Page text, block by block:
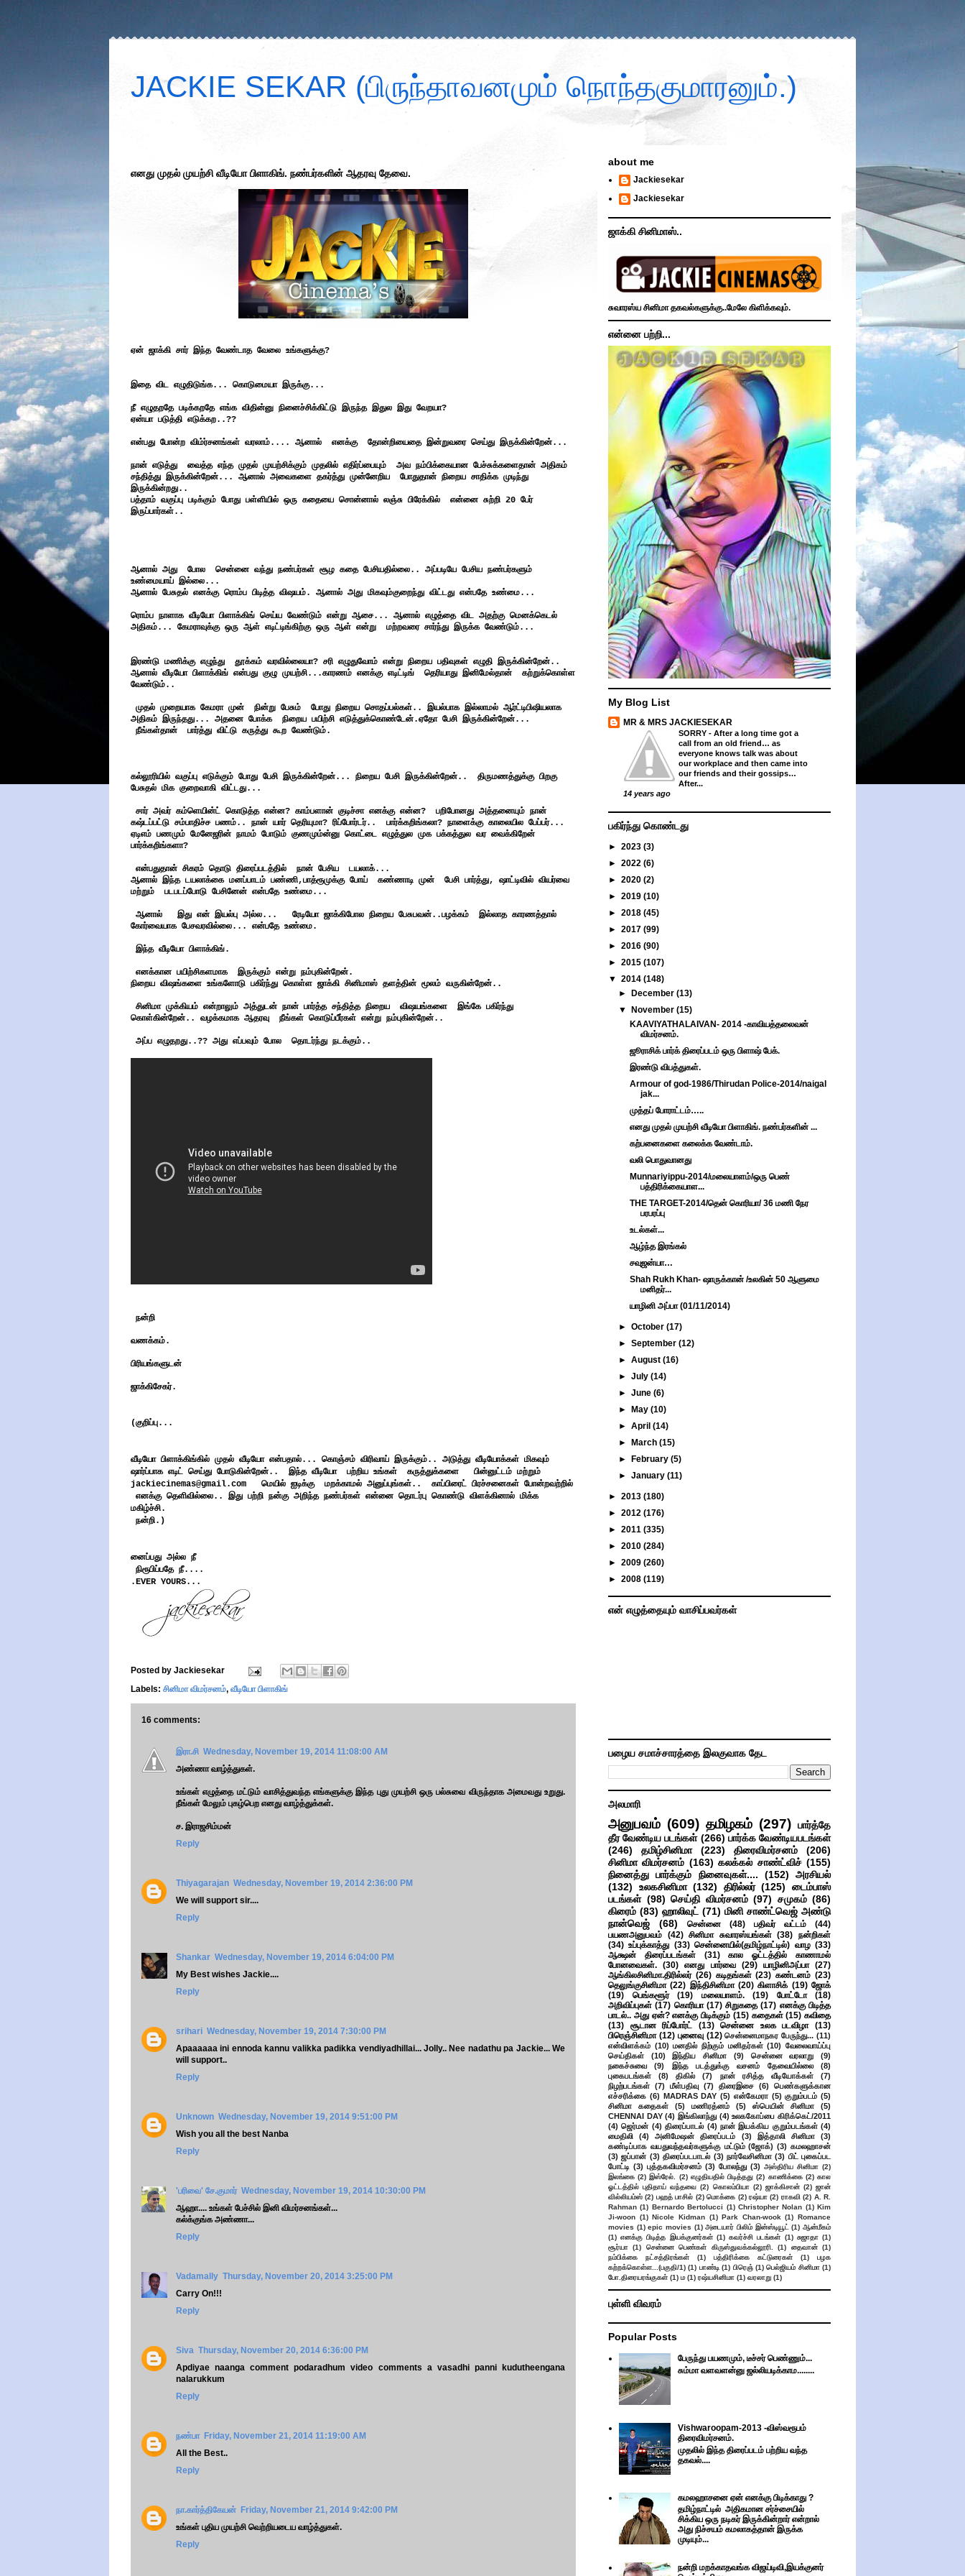
JACKIE SEKAR (பிருந்தாவனமும் நொந்தகுமாரனும்.)
எனது முதல் முயற்சி வீடியோ பிளாகிங். நண்பர்களின் ஆதரவு தேவை.
ஏன் ஜாக்கி சார் இந்த வேண்டாத வேலை உங்களுக்கு?
இதை விட எழுதிடுங்க... கொடுமையா இருக்கு...
நீ எழுதறதே படிக்கறதே எங்க விதின்னு நினைச்சிக்கிட்டு இருந்த இதுல இது வேறயா?
ஏன்யா படுத்தி எடுக்கற..??
என்பது போன்ற விம்ர்சனங்கள் வரலாம்.... ஆனால் எனக்கு தோன்றியைதை இன்றுவரை செய்து இருக்கின்றேன்...
நான் எடுத்து வைத்த எந்த முதல் முயற்சிக்கும் முதலில் எதிர்ப்பையும் அவ நம்பிக்கையான பேச்சுக்களைதான் அதிகம்
சந்தித்து இருக்கின்றேன்... ஆனால் அவைகளை தகர்த்து முன்னேறிய போதுதான் நிறைய சாதிக்க முடிந்து
இருக்கின்றது..
பத்தாம் வகுப்பு படிக்கும் போது பள்ளியில் ஒரு கதையை சொன்னால் லஞ்சு பிரேக்கில் என்னை சுற்றி 20 பேர்
இருப்பார்கள்..
ஆனால் அது போல சென்னை வந்து நண்பர்கள் சூழ கதை பேசியதில்லை.. அப்படியே பேசிய நண்பர்களும்
உண்மையாய் இல்லை...
ஆனால் பேசுதல் எனக்கு ரொம்ப பிடித்த விஷயம். ஆனால் அது மிகவும்குறைந்து விட்டது என்பதே உண்மை...
ரொம்ப நாளாக வீடியோ பிளாக்கிங் செய்ய வேண்டும் என்று ஆசை... ஆனால் எழுத்தை விட அதற்கு மெனக்கெடல்
அதிகம்... கேமராவுக்கு ஒரு ஆள் எடிட்டிங்கிற்கு ஒரு ஆள் என்று மற்றவரை சார்ந்து இருக்க வேண்டும்...
இரண்டு மணிக்கு எழுந்து தூக்கம் வரவில்லையா? சரி எழுதுவோம் என்று நிறைய பதிவுகள் எழுதி இருக்கின்றேன்..
ஆனால் வீடியோ பிளாக்கிங் என்பது குழு முயற்சி...காரணம் எனக்கு எடிட்டிங் தெரியாது இனிமேல்தான் கற்றுக்கொள்ள
வேண்டும்..
முதல் முறையாக கேமரா முன் நின்று பேசும் போது நிறைய சொதப்பல்கள்.. இயல்பாக இல்லாமல் ஆர்ட்டிபிஷியலாக
அதிகம் இருந்தது... அதனை போக்க நிறைய பயிற்சி எடுத்துக்கொண்டேன்.ஏதோ பேசி இருக்கின்றேன்...
நீங்கள்தான் பார்த்து விட்டு கருத்து கூற வேண்டும்.
கல்லூரியில் வகுப்பு எடுக்கும் போது பேசி இருக்கின்றேன்... நிறைய பேசி இருக்கின்றேன்.. திருமணத்துக்கு பிறகு
பேசுதல் மிக குறைவாகி விட்டது...
சார் அவர் கம்ளெயின்ட் கொடுத்த என்ன? காம்பளான் குடிச்சா எனக்கு என்ன? பறிபோனது அத்தனையும் நான்
கஷ்டப்பட்டு சம்பாதிச்ச பணம்.. நான் யார் தெரியுமா? ரிப்போர்டர்.. பார்க்கறிங்கலா? நாளைக்கு காலையில பேப்பர்...
ஏடிஎம் பணமும் மேனேஜரின் நாமம் போடும் குணமும்ன்னு கொட்டை எழுத்துல முக பக்கத்துல வர வைக்கிறேன்
பார்க்கறிங்களா?
என்பதுதான் சிகரம் தொடு திரைப்படத்தில் நான் பேசிய டயலாக்...
ஆனால் இந்த டயலாக்கை மனப்பாடம் பண்ணி,பாத்ரூமுக்கு போய் கண்ணாடி முன் பேசி பார்த்து, ஷாட்டிவில் வியர்வை
மற்றும் படபடப்போடு பேசினேன் என்பதே உண்மை...
ஆனால் இது என் இயல்பு அல்ல... ரேடியோ ஜாக்கிபோல நிறைய பேசுபவன்..பழக்கம் இல்லாத காரணத்தால்
கோர்வையாக பேசவரவில்லை... என்பதே உண்மை.
இந்த வீடியோ பிளாக்கிங்.
எனக்கான பயிற்சிகளமாக இருக்கும் என்று நம்புகின்றேன்.
நிறைய விஷங்களை உங்களோடு பகிர்ந்து கொள்ள ஜாக்கி சினிமாஸ் தளத்தின் மூலம் வருகின்றேன்..
சினிமா முக்கியம் என்றாலும் அத்துடன் நான் பார்த்த சந்தித்த நிறைய விஷயங்களை இங்கே பகிர்ந்து
கொள்கின்றேன்.. வழக்கமாக ஆதரவு நீங்கள் கொடுப்பீர்கள் என்று நம்புகின்றேன்..
அப்ப எழுதறது..?? அது எப்பவும் போல தொடர்ந்து நடக்கும்..
நன்றி
வணக்கம்.
பிரியங்களுடன்
ஜாக்கிசேகர்.
(குறிப்பு...
வீடியோ பிளாக்கிங்கில் முதல் வீடியோ என்பதால்... கொஞ்சம் விரிவாய் இருக்கும்.. அடுத்து வீடியோக்கள் மிகவும்
ஷார்ப்பாக எடிட் செய்து போடுகின்றேன்.. இந்த வீடியோ பற்றிய உங்கள் கருத்துக்களை பின்னுட்டம் மற்றும்
jackiecinemas@gmail.com மெயில் ஐடிக்கு மறக்காமல் அனுப்புங்கள்.. காப்பிரைட் பிரச்சனைகள் போன்றவற்றில்
எனக்கு தெளிவில்லை.. இது பற்றி நன்கு அறிந்த நண்பர்கள் என்னை தொடர்பு கொண்டு விளக்கினால் மிக்க
மகிழ்ச்சி.
நன்றி.)
னைப்பது அல்ல நீ
நிரூபிப்பதே நீ....
.EVER YOURS...
Posted by Jackiesekar
Labels: சினிமா விமர்சனம், வீடியோ பிளாகிங்
16 comments:
இரா.சி Wednesday, November 19, 2014 11:08:00 AM
அண்ணா வாழ்த்துகள்.
உங்கள் எழுத்தை மட்டும் வாசித்துவந்த எங்களுக்கு இந்த புது முயற்சி ஒரு பல்சுவை விருந்தாக அமைவது உறுது.
நீங்கள் மேலும் புகழ்பெற எனது வாழ்த்துக்கள்.
ச. இராஜசிம்மன்
Reply
Thiyagarajan Wednesday, November 19, 2014 2:36:00 PM
We will support sir....
Reply
Shankar Wednesday, November 19, 2014 6:04:00 PM
My Best wishes Jackie....
Reply
srihari Wednesday, November 19, 2014 7:30:00 PM
Apaaaaaa ini ennoda kannu valikka padikka vendiyadhillai... Jolly.. Nee nadathu pa Jackie... We
will support..
Reply
Unknown Wednesday, November 19, 2014 9:51:00 PM
Wish you all the best Nanba
Reply
'பரிவை' சே.குமார் Wednesday, November 19, 2014 10:30:00 PM
ஆஹா.... உங்கள் பேச்சில் இனி விமர்சனங்கள்...
கல்க்குங்க அண்ணா...
Reply
Vadamally Thursday, November 20, 2014 3:25:00 PM
Carry On!!!
Reply
Siva Thursday, November 20, 2014 6:36:00 PM
Apdiyae naanga comment podaradhum video comments a vasadhi panni kudutheengana
nalarukkum
Reply
நண்பா Friday, November 21, 2014 11:19:00 AM
All the Best..
Reply
நா.கார்த்திகேயன் Friday, November 21, 2014 9:42:00 PM
உங்கள் புதிய முயற்சி வெற்றியடைய வாழ்த்துகள்.
Reply
about me
Jackiesekar
Jackiesekar
ஜாக்கி சினிமாஸ்..
சுவாரஸ்ய சினிமா தகவல்களுக்கு..மேலே கிளிக்கவும்.
என்னை பற்றி...
My Blog List
MR & MRS JACKIESEKAR
SORRY - After a long time got a
call from an old friend… as
everyone knows talk was about
our workplace and then came into
our friends and their gossips…
After...
14 years ago
பகிர்ந்து கொண்டது
► 2023 (3)
► 2022 (6)
► 2020 (2)
► 2019 (10)
► 2018 (45)
► 2017 (99)
► 2016 (90)
► 2015 (107)
▼ 2014 (148)
►
December(13)
▼
November(15)
KAAVIYATHALAIVAN- 2014 -காவியத்தலைவன்
விமர்சனம்.
ஜூராசிக் பார்க் திரைப்படம் ஒரு பிளாஷ் பேக்.
இரண்டு விபத்துகள்.
Armour of god-1986/Thirudan Police-2014/naigal
jak...
முத்தப் போராட்டம்…..
எனது முதல் முயற்சி வீடியோ பிளாகிங். நண்பர்களின் ...
கற்பனைகளை கலைக்க வேண்டாம்.
வலி பொதுவானது
Munnariyippu-2014/மலையாளம்/ஒரு பெண்
பத்திரிக்கையாள...
THE TARGET-2014/தென் கொரியா/ 36 மணி நேர
பரபரப்பு
உடல்கள்...
ஆழ்ந்த இரங்கல்
சவுஜன்யா…
Shah Rukh Khan- ஷாருக்கான் /உலகின் 50 ஆளுமை
மனிதர்...
யாழினி அப்பா (01/11/2014)
►October(17)
►September(12)
►August(16)
►July(14)
►June(6)
►
May(10)
►April(14)
►
March(15)
►
February(5)
►January(11)
► 2013 (180)
► 2012 (176)
► 2011 (335)
► 2010 (284)
► 2009 (260)
► 2008 (119)
என் எழுத்தையும் வாசிப்பவர்கள்
பழைய சமாச்சாரத்தை இலகுவாக தேட
அலமாரி
அனுபவம் (609) தமிழகம் (297) பார்த்தே
தீர வேண்டிய படங்கள் (266) பார்க்க வேண்டியபடங்கள்
(246)
தமிழ்சினிமா (223) திரைவிமர்சனம்
(206)
சினிமா விமர்சனம் (163) கலக்கல் சாண்ட்விச் (155)
நினைத்து பார்க்கும் நினைவுகள்....
(152)
அரசியல்
(132)
உலகசினிமா (132) திரில்லர் (125)
டைம்பாஸ்
படங்கள் (98) செய்தி விமர்சனம் (97) சமுகம் (86)
கிரைம் (83) ஹாலிவுட் (71) மினி சாண்ட்வெஜ் அண்டு
நான்வெஜ்
(68) சென்னை (48) பதிவர் வட்டம்
(44)
பயணஅனுபவம் (42) சினிமா சுவாரஸ்யங்கள் (38) நன்றிகள்
(34) உப்புக்காத்து (33) சென்னையில்(தமிழ்நாட்டில்) வாழ (33)
ஆக்ஷன் திரைப்படங்கள்
(31)
கால ஓட்டத்தில் காணாமல்
போனவைகள். (30) எனது பார்வை (29) யாழினிஅப்பா (27)
ஆங்கிலசினிமா.திரில்லர் (26) கடிதங்கள் (23) கண்டனம் (23)
தெலுங்குசினிமா (22) இந்திசினிமா (20) கிளாசிக் (19) ஜோக்
(19)
பெங்களூர் (19) மலையாளம். (19) போட்டோ
(18)
அறிவிப்புகள் (17) கொரியா (17) சிறுகதை (17) எனக்கு பிடித்த
பாடல்.. அது ஏன்? எனக்கு பிடிக்கும் (15) கதைகள் (15) கவிதை
(13)
சூடான ரிப்போர்ட் (13) சென்னை உலக படவிழா
(13)
பிரெஞ்சினிமா (12) புனைவு (12) சென்னைமாநகர பேருந்து... (11)
என்விளக்கம் (10) மனதில் நிற்கும் மனிதர்கள் (10) வேலைவாய்ப்பு
செய்திகள்
(10) இந்திய சினிமா (9) சென்னை வரலாறு
(9)
நகைச்சுவை
(9) இந்த படத்துக்கு வசனம் தேவையில்லை
(8)
புகைபடங்கள்
(8) திகில் (7) நான் ரசித்த வீடியோக்கள்
(7)
நிழற்படங்கள் (7) மீள்பதிவு (7) திரைஇசை (6)
பெண்களுக்கான
எச்சரிக்கை (6) MADRAS DAY (5) என்கேமரா (5) குறும்படம் (5)
சினிமா கதைகள்
(5) மணிரத்னம் (5) ஸ்பெயின் சினிமா
(5)
CHENNAI DAY (4) இங்கிலாந்து (4) உலககோப்பை கிரிக்கெட்/2011
(4) ஜெர்மன் (4) திரைப்பாடல் (4) நான் இயக்கிய குறும்படங்கள் (4)
மைதிலி
(4) அனிமேஷன் திரைப்படம் (3) இத்தாலி சினிமா
(3)
கண்டிப்பாக வயதுவந்தவர்களுக்கு மட்டும் (ஜோக்) (3) கமலஹாசன்
(3) ஜப்பான் (3) திரைப்படபாடல் (3) நார்வேசினிமா (3) பிட் புகைப்பட
போட்டி (3) புத்தகவிமர்சனம் (3) போலந்து (3) அஸ்திரிய சினிமா (2)
இலங்கை (2) இஸ்ரேல். (2) எழுதியதில் பிடித்தது (2) காணிக்கை (2) கால
ஓட்டத்தில் புதிதாய் வந்தவை (2) கொலம்பியா (2) ஜாக்கிசான் (2) ஜான்
வில்லியம்ஸ் (2) பஹத் பாசில் (2) மொக்கை (2) ரஷ்யா (2) ராகவி (2) A. R.
Rahman (1) Bernardo Bertolucci (1) Christopher Nolan (1) Kim
Ji-woon (1) Nicole Kidman (1) Park Chan-wook (1) Romance
movies (1) epic movies (1) அடையார் பிலிம் இன்ஸ்டியூட் (1) ஆன்மீகம்
(1) எனக்கு பிடித்த இயக்குனர்கள் (1) கவர்ச்சி படங்கள் (1) சுஜாதா (1)
சூர்யா (1) சென்னை பெண்கள் கிருஸ்துவக்கல்லூரி. (1) தைவான் (1)
நம்பிக்கை நட்சத்திரங்கள்
(1) பத்திரிக்கை கட்டுரைகள் (1)
பழக
கற்றக்கொள்ள...(பகுதி/1) (1) பாண்டி (1) பிரெஞ் (1) பெல்ஜியம் சினிமா (1)
போ.திரையரங்குகள் (1) ம (1) ரஷ்யசினிமா (1) வரலாறு (1)
புள்ளி விவரம்
Popular Posts
பேருந்து பயணமும், டீச்சர் பெண்ணும்...
சும்மா வளவளன்னு ஜல்லியடிக்காம........
Vishwaroopam-2013 -விஸ்வரூபம்
திரைவிமர்சனம்.
முதலில் இந்த திரைப்படம் பற்றிய வந்த
தகவல்....
கமலஹாசனை ஏன் எனக்கு பிடிக்காது ?
தமிழ்நாட்டில் அதிகமான சர்ச்சையில்
சிக்கிய ஒரு நடிகர் இருக்கின்றார் என்றால்
அது நிச்சயம் கமலாகத்தான் இருக்க
முடியும்...
நன்றி மறக்காதவங்க விஜய்டிவி,இயக்குனர்